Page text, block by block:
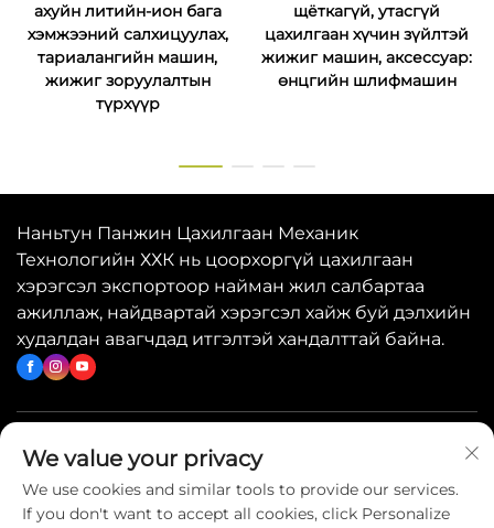
ахуйн литийн-ион бага
хэмжээний салхицуулах,
тариалангийн машин,
жижиг зоруулалтын
түрхүүр
щёткагүй, утасгүй
цахилгаан хүчин зүйлтэй
жижиг машин, аксессуар:
өнцгийн шлифмашин
Наньтун Панжин Цахилгаан Механик
Технологийн ХХК нь цоорхоргүй цахилгаан
хэрэгсэл экспортоор найман жил салбартаа
ажиллаж, найдвартай хэрэгсэл хайж буй дэлхийн
худалдан авагчдад итгэлтэй хандалттай байна.
Хурдан холбоосууд
We value your privacy
We use cookies and similar tools to provide our services.
If you don't want to accept all cookies, click Personalize